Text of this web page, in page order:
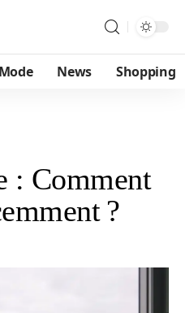
Mode News Shopping
: Comment
?